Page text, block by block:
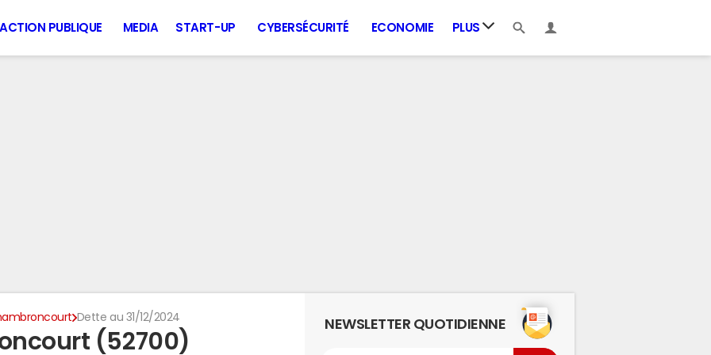
ACTION PUBLIQUE MEDIA START-UP CYBERSÉCURITÉ ECONOMIE PLUS
Dette au 31/12/2024
(52700)
NEWSLETTER QUOTIDIENNE